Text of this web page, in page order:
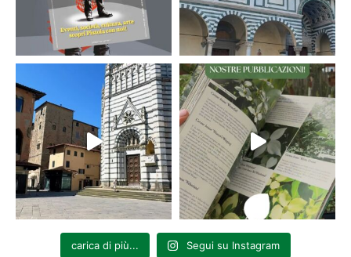
carica di più... Segui su Instagram